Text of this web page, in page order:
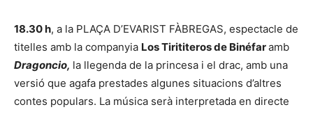
18.30 h, a la PLAÇA D’EVARIST FÀBREGAS, espectacle de
titelles amb la companyia Los Tirititeros de Binéfaramb
Dragoncio, la llegenda de la princesa i el drac, amb una
versió que agafa prestades algunes situacions d’altres
contes populars. La música serà interpretada en directe